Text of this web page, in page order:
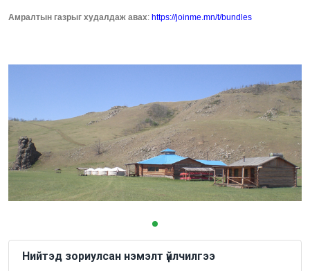
Амралтын газрыг худалдаж авах: https://joinme.mn/t/bundles
Нийтэд зориулсан нэмэлт үйлчилгээ